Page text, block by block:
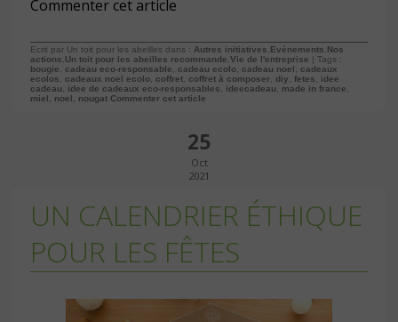
Commenter cet article
Ecrit par Un toit pour les abeilles dans : Autres initiatives,Evénements,Nos
actions,Un toit pour les abeilles recommande,Vie de l'entreprise | Tags :
bougie, cadeau eco-responsable, cadeau ecolo, cadeau noel, cadeaux
ecolos, cadeaux noel ecolo, coffret, coffret à composer, diy, fetes, idee
cadeau, idee de cadeaux eco-responsables, ideecadeau, made in france,
miel, noel, nougat Commenter cet article
25
Oct
2021
UN CALENDRIER ÉTHIQUE
POUR LES FÊTES